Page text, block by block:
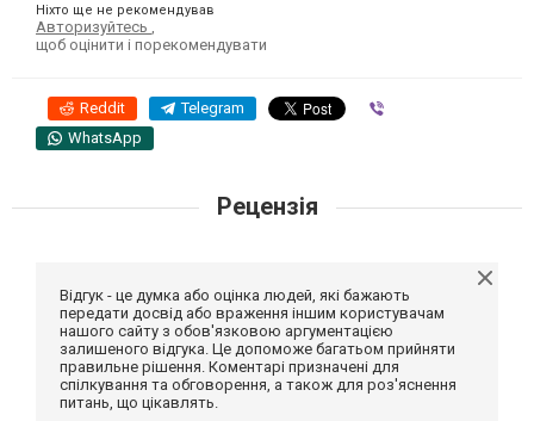
Ніхто ще не рекомендував
Авторизуйтесь
щоб оцінити і порекомендувати
Reddit Telegram
WhatsApp
Рецензія
Відгук - це думка або оцінка людей, які бажають
передати досвід або враження іншим користувачам
нашого сайту з обов'язковою аргументацією
залишеного відгука. Це допоможе багатьом прийняти
правильне рішення. Коментарі призначені для
спілкування та обговорення, а також для роз'яснення
питань, що цікавлять.